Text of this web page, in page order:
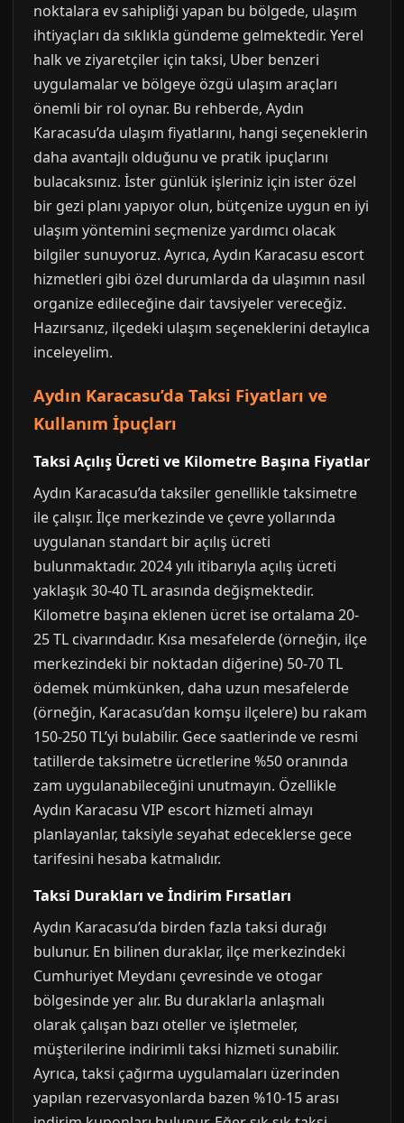
noktalara ev sahipliği yapan bu bölgede, ulaşım
ihtiyaçları da sıklıkla gündeme gelmektedir. Yerel
halk ve ziyaretçiler için taksi, Uber benzeri
uygulamalar ve bölgeye özgü ulaşım araçları
önemli bir rol oynar. Bu rehberde, Aydın
Karacasu’da ulaşım fiyatlarını, hangi seçeneklerin
daha avantajlı olduğunu ve pratik ipuçlarını
bulacaksınız. İster günlük işleriniz için ister özel
bir gezi planı yapıyor olun, bütçenize uygun en iyi
ulaşım yöntemini seçmenize yardımcı olacak
bilgiler sunuyoruz. Ayrıca, Aydın Karacasu escort
hizmetleri gibi özel durumlarda da ulaşımın nasıl
organize edileceğine dair tavsiyeler vereceğiz.
Hazırsanız, ilçedeki ulaşım seçeneklerini detaylıca
inceleyelim.
Aydın Karacasu’da Taksi Fiyatları ve
Kullanım İpuçları
Taksi Açılış Ücreti ve Kilometre Başına Fiyatlar
Aydın Karacasu’da taksiler genellikle taksimetre
ile çalışır. İlçe merkezinde ve çevre yollarında
uygulanan standart bir açılış ücreti
bulunmaktadır. 2024 yılı itibarıyla açılış ücreti
yaklaşık 30-40 TL arasında değişmektedir.
Kilometre başına eklenen ücret ise ortalama 20-
25 TL civarındadır. Kısa mesafelerde (örneğin, ilçe
merkezindeki bir noktadan diğerine) 50-70 TL
ödemek mümkünken, daha uzun mesafelerde
(örneğin, Karacasu’dan komşu ilçelere) bu rakam
150-250 TL’yi bulabilir. Gece saatlerinde ve resmi
tatillerde taksimetre ücretlerine %50 oranında
zam uygulanabileceğini unutmayın. Özellikle
Aydın Karacasu VIP escort hizmeti almayı
planlayanlar, taksiyle seyahat edeceklerse gece
tarifesini hesaba katmalıdır.
Taksi Durakları ve İndirim Fırsatları
Aydın Karacasu’da birden fazla taksi durağı
bulunur. En bilinen duraklar, ilçe merkezindeki
Cumhuriyet Meydanı çevresinde ve otogar
bölgesinde yer alır. Bu duraklarla anlaşmalı
olarak çalışan bazı oteller ve işletmeler,
müşterilerine indirimli taksi hizmeti sunabilir.
Ayrıca, taksi çağırma uygulamaları üzerinden
yapılan rezervasyonlarda bazen %10-15 arası